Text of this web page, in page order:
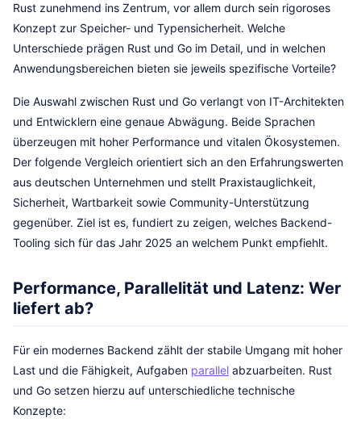
Rust zunehmend ins Zentrum, vor allem durch sein rigoroses
Konzept zur Speicher- und Typensicherheit. Welche
Unterschiede prägen Rust und Go im Detail, und in welchen
Anwendungsbereichen bieten sie jeweils spezifische Vorteile?
Die Auswahl zwischen Rust und Go verlangt von IT-Architekten
und Entwicklern eine genaue Abwägung. Beide Sprachen
überzeugen mit hoher Performance und vitalen Ökosystemen.
Der folgende Vergleich orientiert sich an den Erfahrungswerten
aus deutschen Unternehmen und stellt Praxistauglichkeit,
Sicherheit, Wartbarkeit sowie Community-Unterstützung
gegenüber. Ziel ist es, fundiert zu zeigen, welches Backend-
Tooling sich für das Jahr 2025 an welchem Punkt empfiehlt.
Performance, Parallelität und Latenz: Wer
liefert ab?
Für ein modernes Backend zählt der stabile Umgang mit hoher
Last und die Fähigkeit, Aufgaben parallel abzuarbeiten. Rust
und Go setzen hierzu auf unterschiedliche technische
Konzepte: